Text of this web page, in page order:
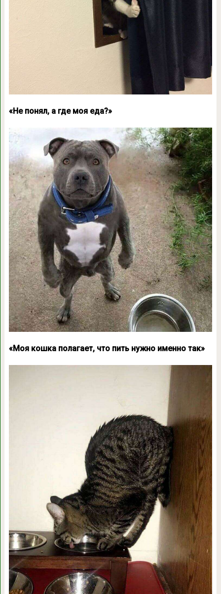
«Не понял, а где моя еда?»
«Моя кошка полагает, что пить нужно именно так»